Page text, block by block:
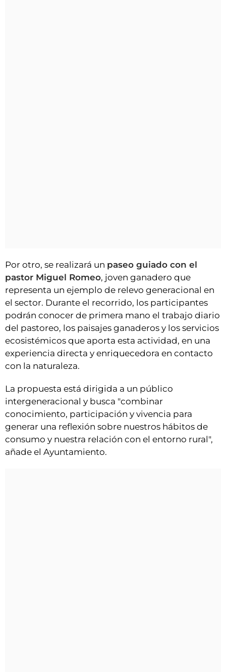
Por otro, se realizará un paseo guiado con el
pastor Miguel Romeo, joven ganadero que
representa un ejemplo de relevo generacional en
el sector. Durante el recorrido, los participantes
podrán conocer de primera mano el trabajo diario
del pastoreo, los paisajes ganaderos y los servicios
ecosistémicos que aporta esta actividad, en una
experiencia directa y enriquecedora en contacto
con la naturaleza.
La propuesta está dirigida a un público
intergeneracional y busca "combinar
conocimiento, participación y vivencia para
generar una reflexión sobre nuestros hábitos de
consumo y nuestra relación con el entorno rural",
añade el Ayuntamiento.